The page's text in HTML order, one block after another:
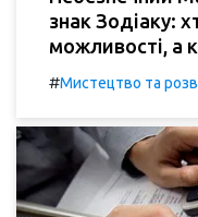
знак Зодіаку:
можливості, а
#Мистецтво та